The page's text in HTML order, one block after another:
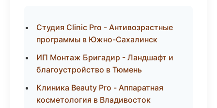
Студия Clinic Pro - Антивозрастные
программы в Южно-Сахалинск
ИП Монтаж Бригадир - Ландшафт и
благоустройство в Тюмень
Клиника Beauty Pro - Аппаратная
косметология в Владивосток